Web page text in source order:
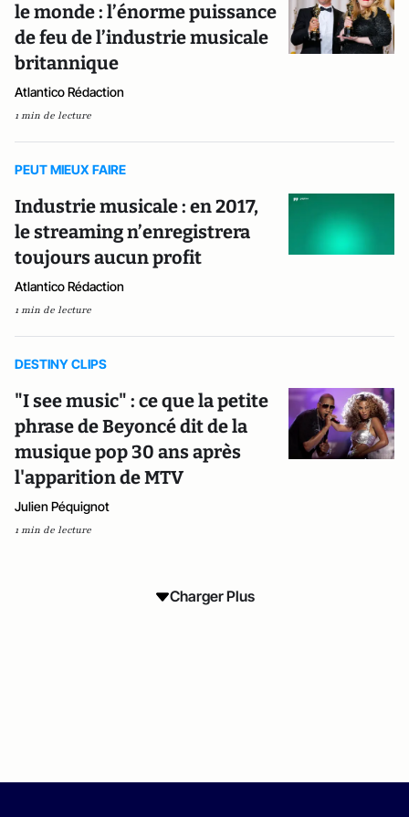
le monde : l’énorme puissance
de feu de l’industrie musicale
britannique
Atlantico Rédaction
1 min de lecture
PEUT MIEUX FAIRE
Industrie musicale : en 2017,
le streaming n’enregistrera
toujours aucun profit
Atlantico Rédaction
1 min de lecture
DESTINY CLIPS
"I see music" : ce que la petite
phrase de Beyoncé dit de la
musique pop 30 ans après
l'apparition de MTV
Julien Péquignot
1 min de lecture
Charger Plus